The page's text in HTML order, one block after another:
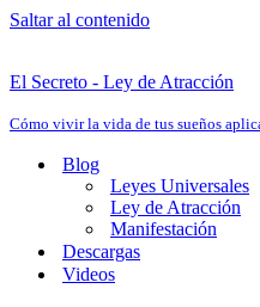
Saltar al contenido
El Secreto - Ley de Atracción
Cómo vivir la vida de tus sueños
Blog
Leyes Universales
Ley de Atracción
Manifestación
Descargas
Videos